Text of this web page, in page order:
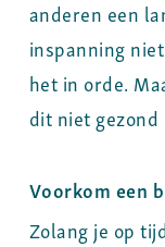
anderen een
inspanning
het in orde.
dit niet
Voorkom een
Zolang je op